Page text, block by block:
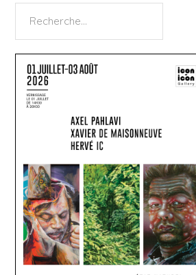
Rechercher